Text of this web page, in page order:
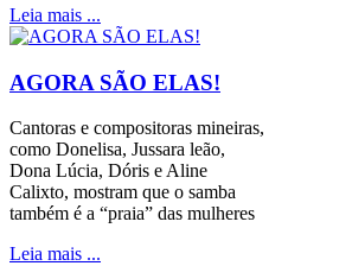
Leia mais ...
AGORA SÃO ELAS!
Cantoras e compositoras mineiras,
como Donelisa, Jussara leão,
Dona Lúcia, Dóris e Aline
Calixto, mostram que o samba
também é a “praia” das mulheres
Leia mais ...